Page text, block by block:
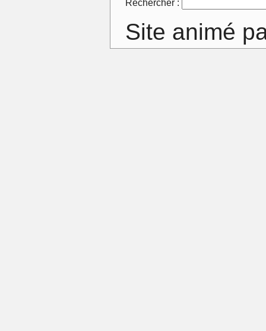
Rechercher :
Site animé